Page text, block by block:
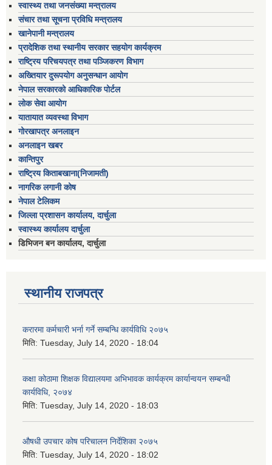
स्वास्थ्य तथा जनसंख्या मन्त्रालय
संचार तथा सूचना प्रविधि मन्त्रालय
खानेपानी मन्त्रालय
प्रादेशिक तथा स्थानीय सरकार सहयोग कार्यक्रम
राष्ट्रिय परिचयपत्र तथा पञ्जिकरण विभाग
अख्तियार दुरूपयोग अनुसन्धान आयोग
नेपाल सरकारको आधिकारिक पोर्टल
लोक सेवा आयोग
यातायात व्यवस्था विभाग
गोरखापत्र अनलाइन
अनलाइन खबर
कान्तिपुर
राष्ट्रिय किताबखाना(निजामती)
नागरिक लगानी कोष
नेपाल टेलिकम
जिल्ला प्रशासन कार्यालय, दार्चुला
स्वास्थ्य कार्यालय दार्चुला
डिभिजन बन कार्यालय, दार्चुला
स्थानीय राजपत्र
करारमा कर्मचारी भर्ना गर्ने सम्बन्धि कार्यविधि २०७५
मिति: Tuesday, July 14, 2020 - 18:04
कक्षा कोठामा शिक्षक विद्यालयमा अभिभावक कार्यक्रम कार्यान्वयन सम्बन्धी
कार्यविधि, २०७४
मिति: Tuesday, July 14, 2020 - 18:03
औषधी उपचार कोष परिचालन निर्देशिका २०७५
मिति: Tuesday, July 14, 2020 - 18:02